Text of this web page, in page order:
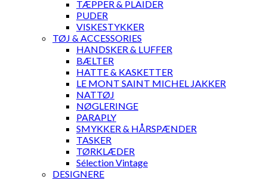
TÆPPER & PLAIDER
PUDER
VISKESTYKKER
TØJ & ACCESSORIES
HANDSKER & LUFFER
BÆLTER
HATTE & KASKETTER
LE MONT SAINT MICHEL JAKKER
NATTØJ
NØGLERINGE
PARAPLY
SMYKKER & HÅRSPÆNDER
TASKER
TØRKLÆDER
Sélection Vintage
DESIGNERE